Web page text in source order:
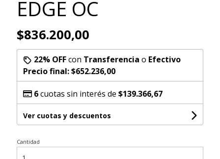
EDGE OC
$836.200,00
22% OFFcon Transferencia o Efectivo
Precio final:$652.236,00
6cuotas sin interés de $139.366,67
Ver cuotas y descuentos
Cantidad